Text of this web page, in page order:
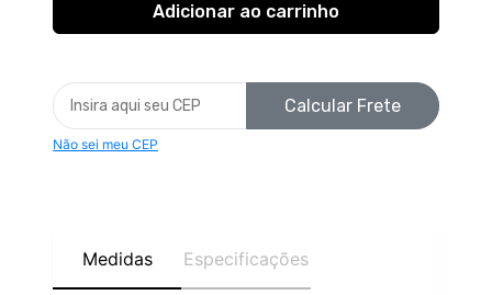
Calcular Frete
Não sei meu CEP
Medidas Especificações